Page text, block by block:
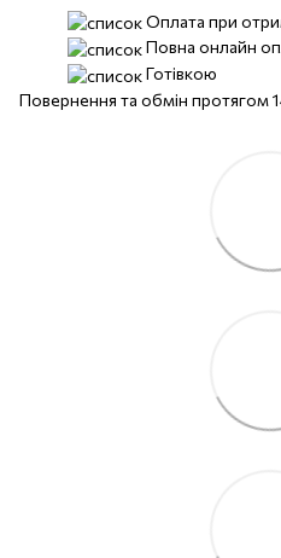
Оплата при
Повна онлайн
Готівкою
Повернення та обмін протягом